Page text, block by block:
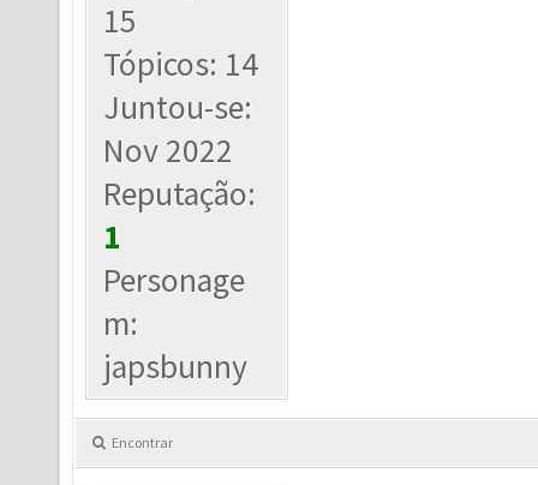
15
Tópicos: 14
Juntou-se:
Nov 2022
Reputação:
1
Personage
m:
japsbunny
Encontrar